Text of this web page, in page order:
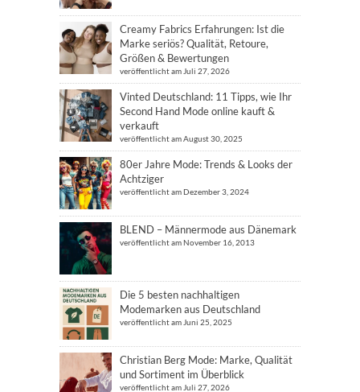
Creamy Fabrics Erfahrungen: Ist die
Marke seriös? Qualität, Retoure,
Größen & Bewertungen
veröffentlicht am Juli 27, 2026
Vinted Deutschland: 11 Tipps, wie Ihr
Second Hand Mode online kauft &
verkauft
veröffentlicht am August 30, 2025
80er Jahre Mode: Trends & Looks der
Achtziger
veröffentlicht am Dezember 3, 2024
BLEND – Männermode aus Dänemark
veröffentlicht am November 16, 2013
Die 5 besten nachhaltigen
Modemarken aus Deutschland
veröffentlicht am Juni 25, 2025
Christian Berg Mode: Marke, Qualität
und Sortiment im Überblick
veröffentlicht am Juli 27, 2026